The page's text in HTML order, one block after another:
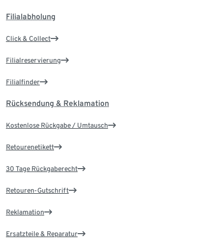
Filialabholung
Click & Collect
Filialreservierung
Filialfinder
Rücksendung & Reklamation
Kostenlose Rückgabe / Umtausch
Retourenetikett
30 Tage Rückgaberecht
Retouren-Gutschrift
Reklamation
Ersatzteile & Reparatur